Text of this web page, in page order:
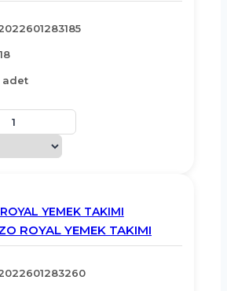
adet
ROYAL YEMEK TAKIMI